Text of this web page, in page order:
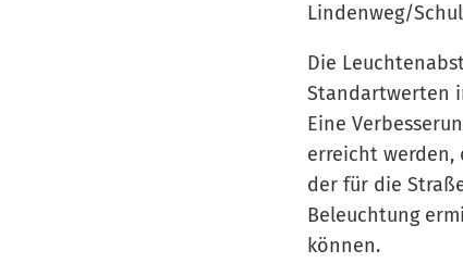
Lindenweg/
Die
Standartwerten
Eine
erreicht werden,
der für die
Beleuchtung
können.